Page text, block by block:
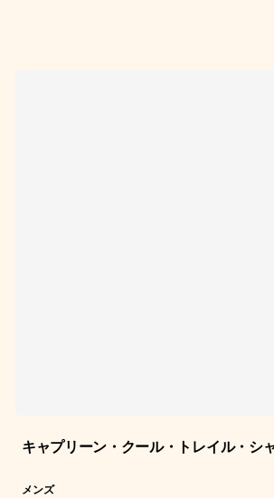
キャプリーン・クール・トレイル・シ
メンズ